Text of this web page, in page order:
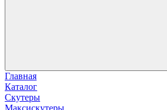
Главная
Каталог
Скутеры